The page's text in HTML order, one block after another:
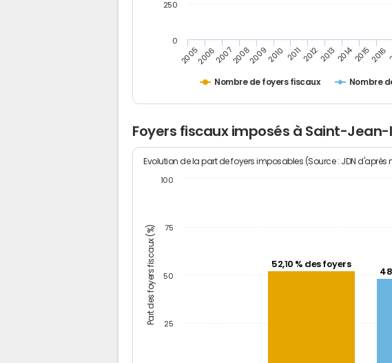
Nombre de foyers fiscaux Nombre
200520062007200820092010 201120122013201420152016
0
250
Foyers fiscaux imposés à Saint-
Part des foyers fiscaux (%)
Evolution de la part de foyers imposables (Source : JDN d'après
52,10 % des foyers
25
50
75
100